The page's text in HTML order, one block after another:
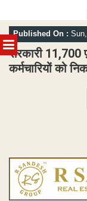
MENU
Skip
to
content
Published On :
सरकारी 11,700
कर्मचारियों को